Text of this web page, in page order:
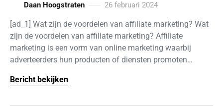
Daan Hoogstraten 26 februari 2024
[ad_1] Wat zijn de voordelen van affiliate marketing? Wat
zijn de voordelen van affiliate marketing? Affiliate
marketing is een vorm van online marketing waarbij
adverteerders hun producten of diensten promoten…
Bericht bekijken